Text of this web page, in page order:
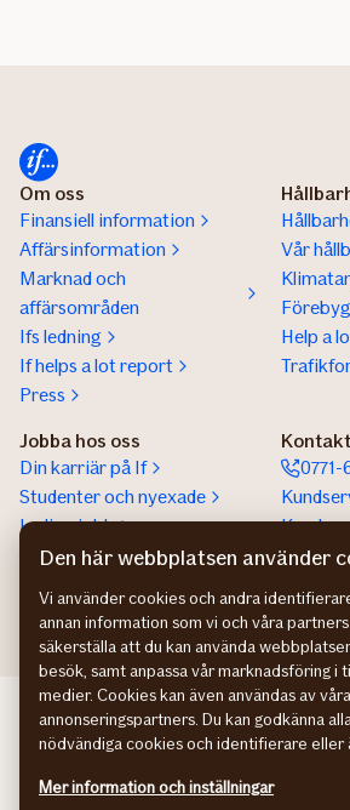
Om oss
Finansiell information
Affärsinformation
Marknad och
affärsområden
Ifs ledning
If helps a lot report
Press
Vår
Help a
Jobba hos oss
Din karriär på If
Studenter och nyexade
Lediga jobb
If Skadeforsikring NO
If Skadeforsikring DK
Hantering av
Den här webbplatsen använder
Vi använder cookies och andra
annan information som vi och våra
säkerställa att du kan använda
besök, samt anpassa vår marknadsföring i
medier. Cookies kan även användas av våra
annonseringspartners. Du kan godkänna
nödvändiga cookies och identifierare eller
Mer information och inställningar